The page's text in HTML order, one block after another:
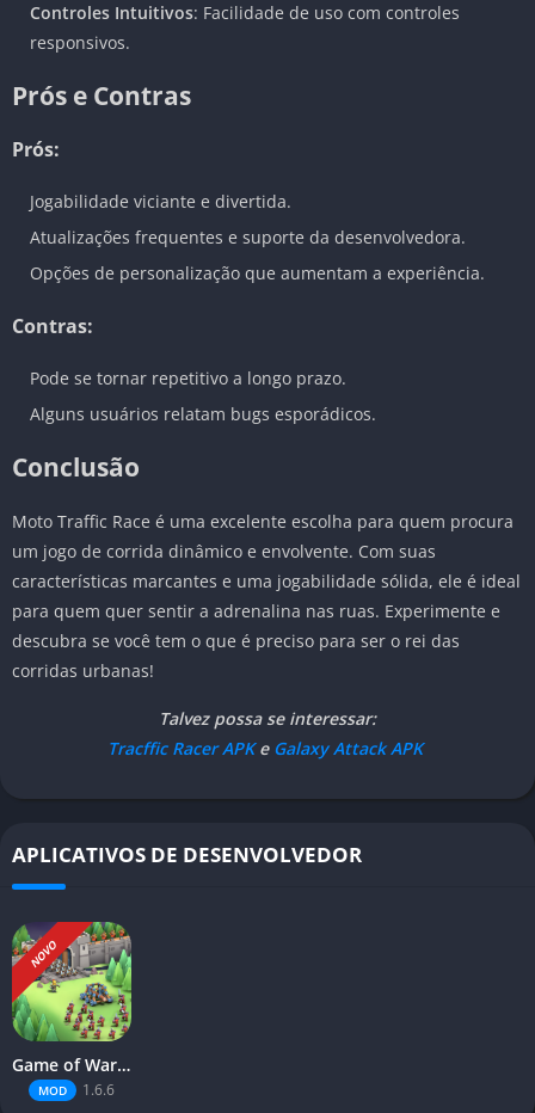
Controles Intuitivos: Facilidade de uso com controles
responsivos.
Prós e Contras
Prós:
Jogabilidade viciante e divertida.
Atualizações frequentes e suporte da desenvolvedora.
Opções de personalização que aumentam a experiência.
Contras:
Pode se tornar repetitivo a longo prazo.
Alguns usuários relatam bugs esporádicos.
Conclusão
Moto Traffic Race é uma excelente escolha para quem procura
um jogo de corrida dinâmico e envolvente. Com suas
características marcantes e uma jogabilidade sólida, ele é ideal
para quem quer sentir a adrenalina nas ruas. Experimente e
descubra se você tem o que é preciso para ser o rei das
corridas urbanas!
Talvez possa se interessar:
Tracffic Racer APKe Galaxy Attack APK
APLICATIVOS DE DESENVOLVEDOR
NOVO
Game of Warriors
MOD 1.6.6